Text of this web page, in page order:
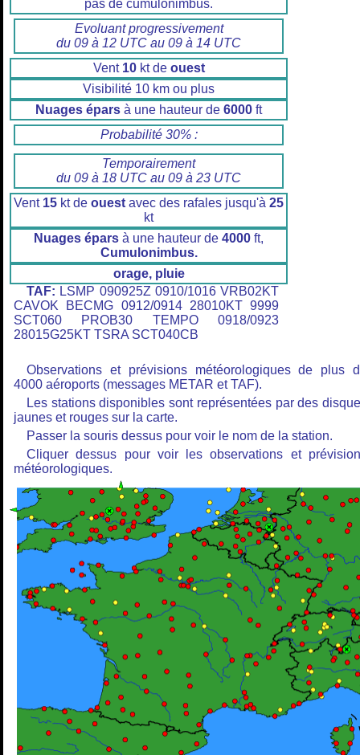
pas de cumulonimbus.
Evoluant progressivement
du 09 à 12 UTC au 09 à 14 UTC
Vent 10kt de ouest
Visibilité 10 km ou plus
Nuages épars à une hauteur de 6000 ft
Probabilité 30% :
Temporairement
du 09 à 18 UTC au 09 à 23 UTC
Vent 15 kt de ouest avec des rafales jusqu'à 25
kt
Nuages épars à une hauteur de 4000 ft,
Cumulonimbus.
orage, pluie
TAF: LSMP 090925Z 0910/1016 VRB02KT
CAVOK BECMG 0912/0914 28010KT 9999
SCT060 PROB30 TEMPO 0918/0923
28015G25KT TSRA SCT040CB
Observations et prévisions météorologiques de plus
4000 aéroports (messages METAR et TAF).
Les stations disponibles sont représentées par des
jaunes et rouges sur la carte.
Passer la souris dessus pour voir le nom de la station.
Cliquer dessus pour voir les observations et
météorologiques.